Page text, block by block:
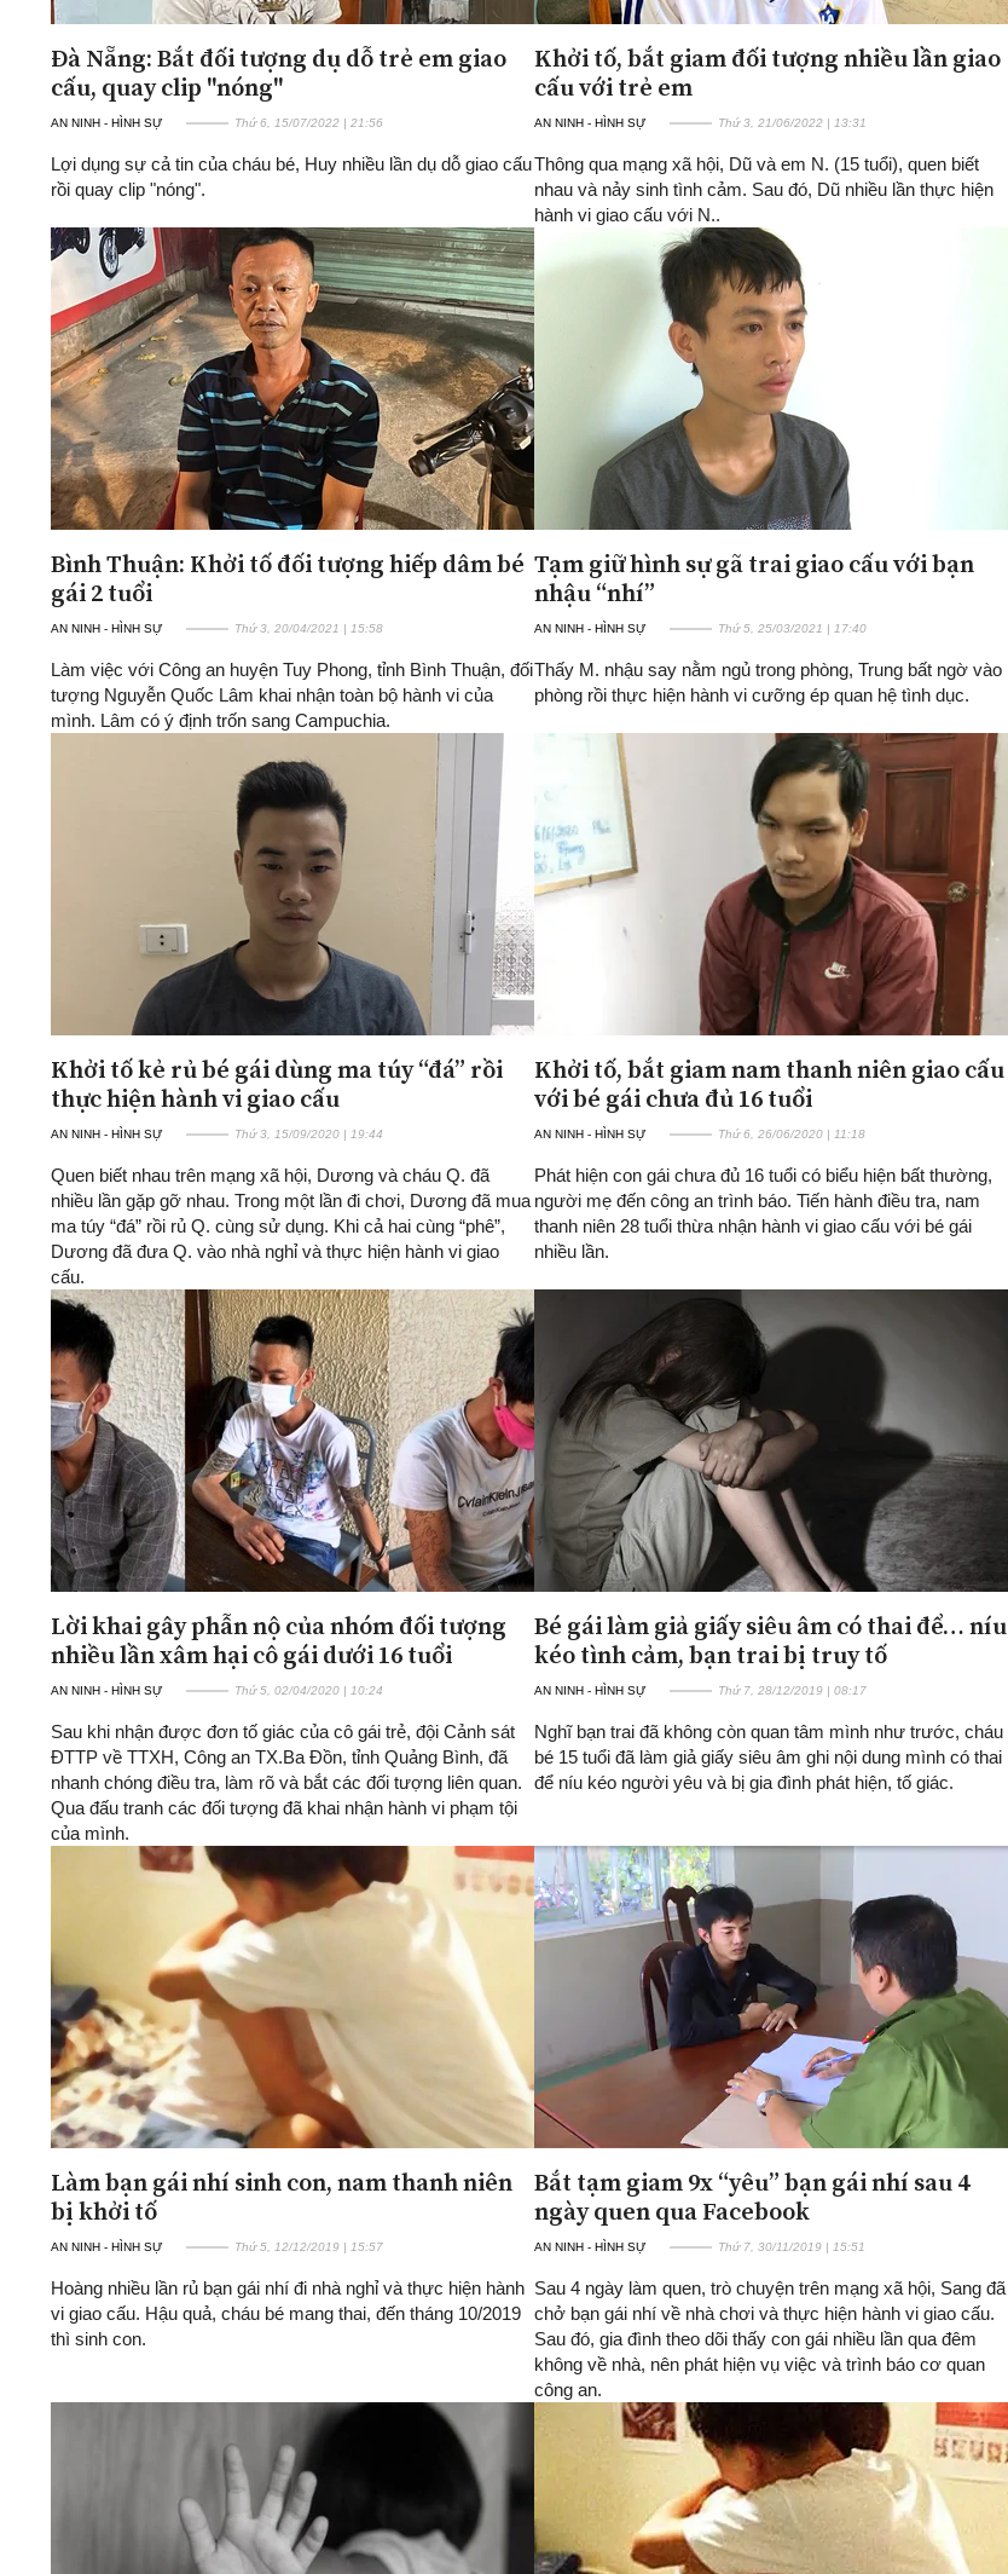
Đà Nẵng: Bắt đối tượng dụ dỗ trẻ em giao
cấu, quay clip "nóng"
AN NINH - HÌNH SỰ Thứ 6, 15/07/2022 | 21:56
Lợi dụng sự cả tin của cháu bé, Huy nhiều lần dụ dỗ giao cấu
rồi quay clip "nóng".
Khởi tố, bắt giam đối tượng nhiều lần giao
cấu với trẻ em
AN NINH - HÌNH SỰ Thứ 3, 21/06/2022 | 13:31
Thông qua mạng xã hội, Dũ và em N. (15 tuổi), quen biết
nhau và nảy sinh tình cảm. Sau đó, Dũ nhiều lần thực hiện
hành vi giao cấu với N..
Bình Thuận: Khởi tố đối tượng hiếp dâm bé
gái 2 tuổi
AN NINH - HÌNH SỰ Thứ 3, 20/04/2021 | 15:58
Làm việc với Công an huyện Tuy Phong, tỉnh Bình Thuận, đối
tượng Nguyễn Quốc Lâm khai nhận toàn bộ hành vi của
mình. Lâm có ý định trốn sang Campuchia.
Tạm giữ hình sự gã trai giao cấu với bạn
nhậu “nhí”
AN NINH - HÌNH SỰ Thứ 5, 25/03/2021 | 17:40
Thấy M. nhậu say nằm ngủ trong phòng, Trung bất ngờ vào
phòng rồi thực hiện hành vi cưỡng ép quan hệ tình dục.
Khởi tố kẻ rủ bé gái dùng ma túy “đá” rồi
thực hiện hành vi giao cấu
AN NINH - HÌNH SỰ Thứ 3, 15/09/2020 | 19:44
Quen biết nhau trên mạng xã hội, Dương và cháu Q. đã
nhiều lần gặp gỡ nhau. Trong một lần đi chơi, Dương đã mua
ma túy “đá” rồi rủ Q. cùng sử dụng. Khi cả hai cùng “phê”,
Dương đã đưa Q. vào nhà nghỉ và thực hiện hành vi giao
cấu.
Khởi tố, bắt giam nam thanh niên giao cấu
với bé gái chưa đủ 16 tuổi
AN NINH - HÌNH SỰ Thứ 6, 26/06/2020 | 11:18
Phát hiện con gái chưa đủ 16 tuổi có biểu hiện bất thường,
người mẹ đến công an trình báo. Tiến hành điều tra, nam
thanh niên 28 tuổi thừa nhận hành vi giao cấu với bé gái
nhiều lần.
Lời khai gây phẫn nộ của nhóm đối tượng
nhiều lần xâm hại cô gái dưới 16 tuổi
AN NINH - HÌNH SỰ Thứ 5, 02/04/2020 | 10:24
Sau khi nhận được đơn tố giác của cô gái trẻ, đội Cảnh sát
ĐTTP về TTXH, Công an TX.Ba Đồn, tỉnh Quảng Bình, đã
nhanh chóng điều tra, làm rõ và bắt các đối tượng liên quan.
Qua đấu tranh các đối tượng đã khai nhận hành vi phạm tội
của mình.
Bé gái làm giả giấy siêu âm có thai để… níu
kéo tình cảm, bạn trai bị truy tố
AN NINH - HÌNH SỰ Thứ 7, 28/12/2019 | 08:17
Nghĩ bạn trai đã không còn quan tâm mình như trước, cháu
bé 15 tuổi đã làm giả giấy siêu âm ghi nội dung mình có thai
để níu kéo người yêu và bị gia đình phát hiện, tố giác.
Làm bạn gái nhí sinh con, nam thanh niên
bị khởi tố
AN NINH - HÌNH SỰ Thứ 5, 12/12/2019 | 15:57
Hoàng nhiều lần rủ bạn gái nhí đi nhà nghỉ và thực hiện hành
vi giao cấu. Hậu quả, cháu bé mang thai, đến tháng 10/2019
thì sinh con.
Bắt tạm giam 9x “yêu” bạn gái nhí sau 4
ngày quen qua Facebook
AN NINH - HÌNH SỰ Thứ 7, 30/11/2019 | 15:51
Sau 4 ngày làm quen, trò chuyện trên mạng xã hội, Sang đã
chở bạn gái nhí về nhà chơi và thực hiện hành vi giao cấu.
Sau đó, gia đình theo dõi thấy con gái nhiều lần qua đêm
không về nhà, nên phát hiện vụ việc và trình báo cơ quan
công an.